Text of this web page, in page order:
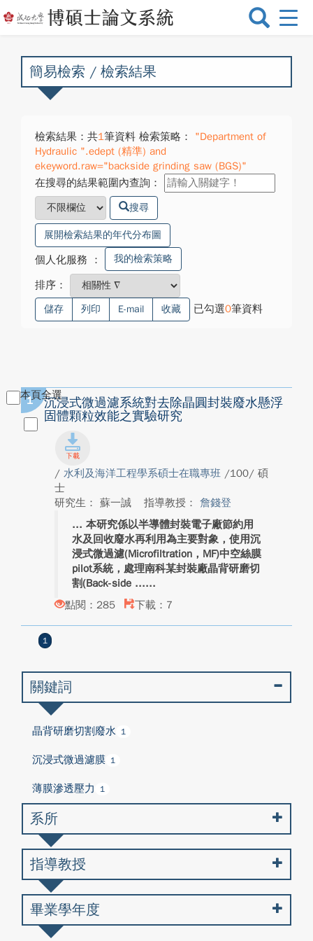
選
換
簡易檢索 / 檢索結果
檢索結果：共1筆資料 檢索策略：
"Department of
Hydraulic ".edept (精準) and
ekeyword.raw="backside grinding saw (BGS)"
在搜尋的結果範圍內查詢：
搜尋
展開檢索結果的年代分布圖
個人化服務 ： 我的檢索策略
排序：
儲存 列印 E-mail 收藏 已勾選0筆資料
本頁全選
1
沉浸式微過濾系統對去除晶圓封裝廢水懸浮
固體顆粒效能之實驗研究
/ 水利及海洋工程學系碩士在職專班 /100/ 碩
士
研究生： 蘇一誠
指導教授： 詹錢登
本研究係以半導體封裝電子廠節約用
水及回收廢水再利用為主要對象，使用沉
浸式微過濾(Microfiltration，MF)中空絲膜
pilot系統，處理南科某封裝廠晶背研磨切
割(Back-side ...
點閱：285
下載：7
1
關鍵詞
晶背研磨切割廢水 1
沉浸式微過濾膜 1
薄膜滲透壓力 1
系所
指導教授
畢業學年度